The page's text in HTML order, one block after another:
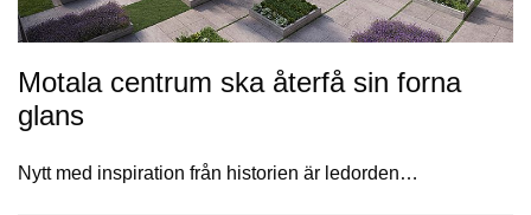
Motala centrum ska återfå sin forna
glans
Nytt med inspiration från historien är ledorden…